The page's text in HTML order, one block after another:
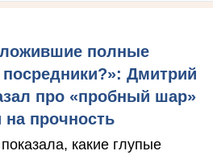
полные
Дмитрий
про «пробный шар»
на прочность
какие глупые